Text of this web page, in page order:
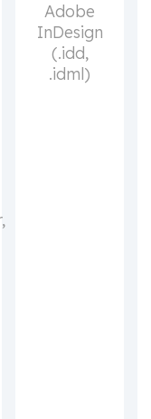
Adobe
InDesign
(.idd,
.idml)